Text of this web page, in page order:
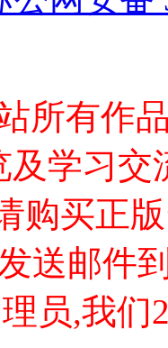
所有作
学习交
购买正
送邮件
理员,我们